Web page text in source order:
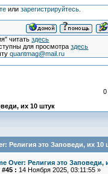
или зарегистрируйтесь.
читатьздесь
для просмотраздесь
quantmag@mail.ru
их 10 штук
0
Религия это Заповеди, их 10
Over: Религия это Заповеди,
#45 : 14 Ноября 2025, 03:11:55 »